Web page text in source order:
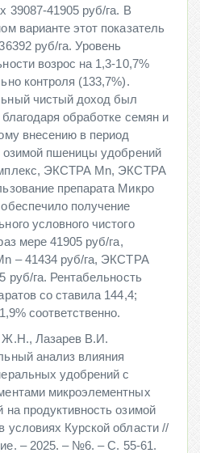
39087-41905 руб/га. В
варианте этот показатель
руб/га. Уровень
возрос на 1,3-10,7%
контроля (133,7%).
чистый доход был
благодаря обработке семян и
внесению в период
озимой пшеницы удобрений
ЭКСТРА Мn, ЭКСТРА
препарата Микро
получение
условного чистого
мере 41905 руб/га,
– 41434 руб/га, ЭКСТРА
руб/га. Рентабельность
со ставила 144,4;
соответственно.
Ж.Н., Лазарев В.И.
анализ влияния
удобрений с
микроэлементных
на продуктивность озимой
условиях Курской области //
– 2025. – №6. – С. 55-61.